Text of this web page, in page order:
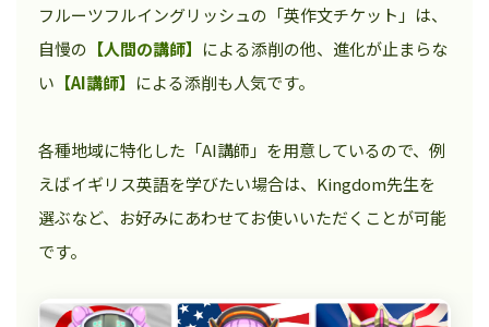
フルーツフルイングリッシュの「英作文チケット」は、
自慢の 【人間の講師】 による添削の他、進化が止まらな
い 【AI講師】 による添削も人気です。
各種地域に特化した「AI講師」を用意しているので、例
えばイギリス英語を学びたい場合は、Kingdom先生を
選ぶなど、お好みにあわせてお使いいただくことが可能
です。